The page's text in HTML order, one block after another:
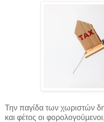
Την παγίδα των χωριστών
και φέτος οι